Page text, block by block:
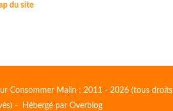
du site
Consommer Malin : 2011 - 2026 (tous droits
- Hébergé par Overblog